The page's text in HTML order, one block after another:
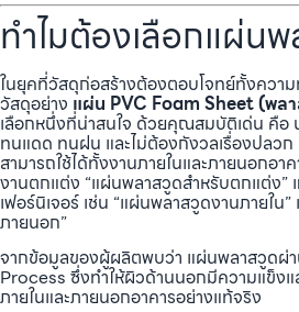
ทำไมต้องเลือกแผ่นพ
ในยุคที่วัสดุก่อสร้างต้องตอบโจทย์ทั้งควา
วัสดุอย่าง แผ่น PVC Foam Sheet (พล
เลือกหนึ่งที่น่าสนใจ ด้วยคุณสมบัติเด่น คือ
ทนแดด ทนฝน และไม่ต้องกังวลเรื่องปลวก
สามารถใช้ได้ทั้งงานภายในและภายนอกอา
งานตกแต่ง “แผ่นพลาสวูดสำหรับตกแต่ง”
เฟอร์นิเจอร์ เช่น “แผ่นพลาสวูดงานภายใน
ภายนอก”
จากข้อมูลของผู้ผลิตพบว่า แผ่นพลาสวูดผ่
Process ซึ่งทำให้ผิวด้านนอกมีความแข็งแ
ภายในและภายนอกอาคารอย่างแท้จริง